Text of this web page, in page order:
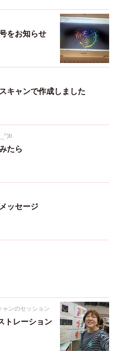
をお知らせ
キャンで作成しました
たら
ッセージ
ャンのセッション
トレーション